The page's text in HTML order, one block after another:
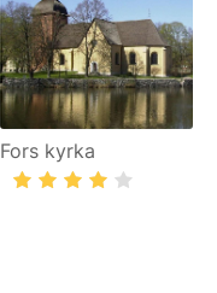
Fors kyrka